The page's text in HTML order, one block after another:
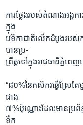
រកការថ្លែងរបស់តំណាងអង្គក
ក្នុង
វេទិកាជាតិលើកដំបូងរបស់
បានប្រ-
ព្រឹត្តទៅក្នុងរាជធានីភ្នំពេញន
“៨០%នៃកសិករធ្វើស្រែ
ជាង
៧%ប៉ុណ្ណោះដែលមានប្រព័
ទឹក